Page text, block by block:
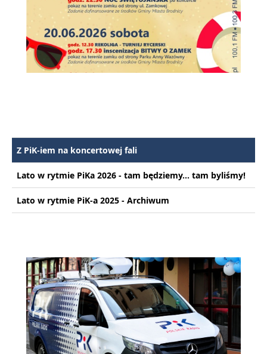
Z PiK-iem na koncertowej fali
Lato w rytmie PiKa 2026 - tam będziemy... tam byliśmy!
Lato w rytmie PiK-a 2025 - Archiwum